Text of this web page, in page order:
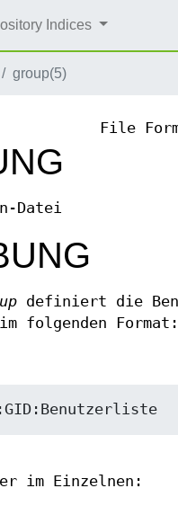
Indices
group(5)
File
Datei
definiert die
folgenden Format:
im Einzelnen: